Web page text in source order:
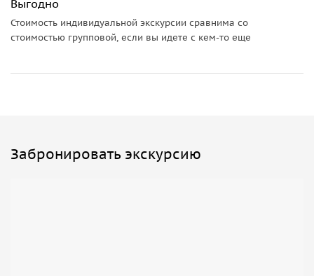
Выгодно
Стоимость индивидуальной экскурсии сравнима со
стоимостью групповой, если вы идете с кем-то еще
Забронировать экскурсию